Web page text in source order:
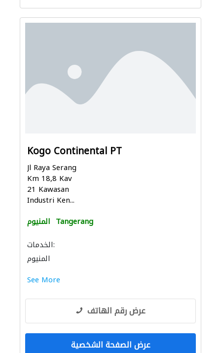
Kogo Continental PT
Jl Raya Serang
Km 18,8 Kav
21 Kawasan
Industri Ken...
المنيوم Tangerang
الخدمات:
المنيوم
See More
عرض رقم الهاتف
عرض الصفحة الشخصية